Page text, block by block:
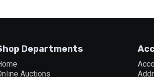
Departments
Auctions